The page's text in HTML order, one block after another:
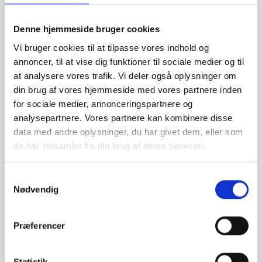
Denne hjemmeside bruger cookies
Vi bruger cookies til at tilpasse vores indhold og
annoncer, til at vise dig funktioner til sociale medier og til
at analysere vores trafik. Vi deler også oplysninger om
din brug af vores hjemmeside med vores partnere inden
for sociale medier, annonceringspartnere og
analysepartnere. Vores partnere kan kombinere disse
data med andre oplysninger, du har givet dem, eller som
de har indsamlet fra din brug af deres tjenester.
Nødvendig
Præferencer
Har du spørgsmål?
Vi står klar til at hjælpe med spørgsmål om produkter,
service eller andet. Kontakt os for professionel rådgivning
og sparring.